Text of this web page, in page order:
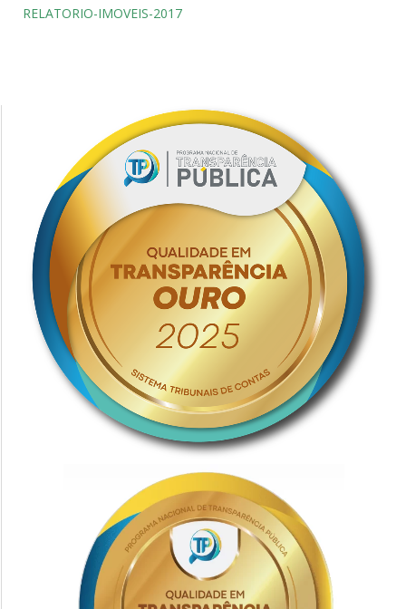
RELATORIO-IMOVEIS-2017